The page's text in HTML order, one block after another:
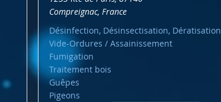
Compreignac, France
Désinfection, Désinsectisation, Dératisation
Vide-Ordures / Assainissement
Fumigation
Traitement bois
Guêpes
Pigeons